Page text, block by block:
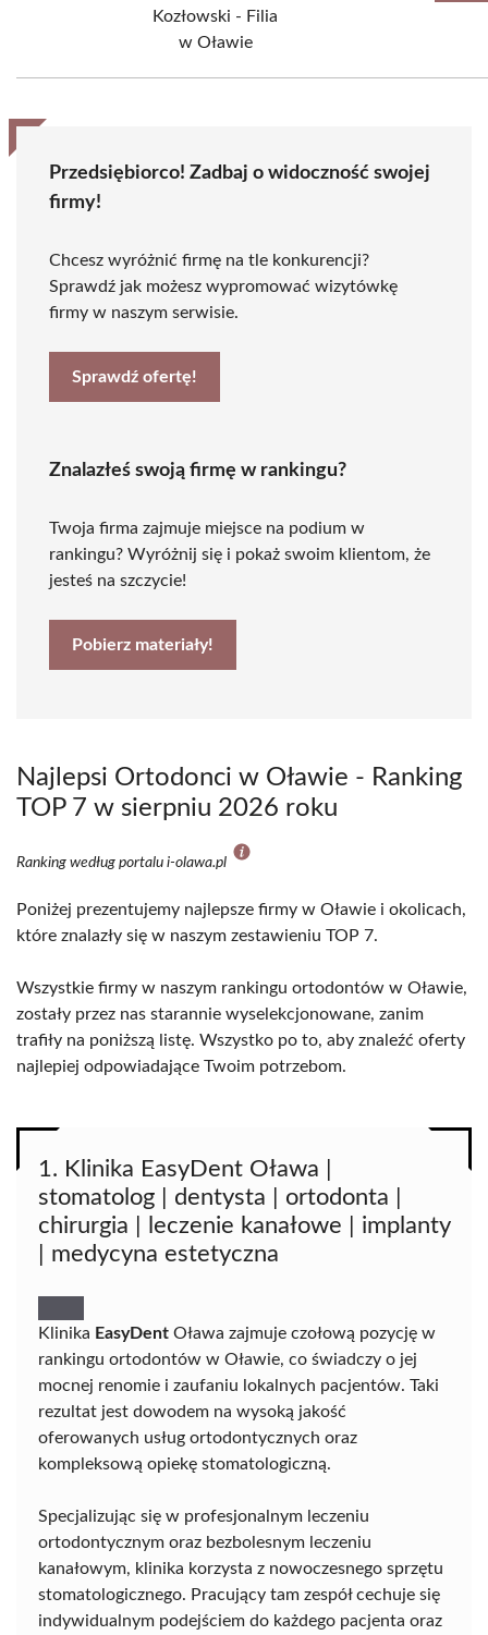
Kozłowski - Filia
w Oławie
Przedsiębiorco! Zadbaj o widoczność swojej
firmy!
Chcesz wyróżnić firmę na tle konkurencji?
Sprawdź jak możesz wypromować wizytówkę
firmy w naszym serwisie.
Sprawdź ofertę!
Znalazłeś swoją firmę w rankingu?
Twoja firma zajmuje miejsce na podium w
rankingu? Wyróżnij się i pokaż swoim klientom, że
jesteś na szczycie!
Pobierz materiały!
Najlepsi Ortodonci w Oławie - Ranking
TOP 7 w sierpniu 2026 roku
Ranking według portalu i-olawa.pl
Poniżej prezentujemy najlepsze firmy w Oławie i okolicach,
które znalazły się w naszym zestawieniu TOP 7.
Wszystkie firmy w naszym rankingu ortodontów w Oławie,
zostały przez nas starannie wyselekcjonowane, zanim
trafiły na poniższą listę. Wszystko po to, aby znaleźć oferty
najlepiej odpowiadające Twoim potrzebom.
1. Klinika EasyDent Oława |
stomatolog | dentysta | ortodonta |
chirurgia | leczenie kanałowe | implanty
| medycyna estetyczna
Klinika EasyDent Oława zajmuje czołową pozycję w
rankingu ortodontów w Oławie, co świadczy o jej
mocnej renomie i zaufaniu lokalnych pacjentów. Taki
rezultat jest dowodem na wysoką jakość
oferowanych usług ortodontycznych oraz
kompleksową opiekę stomatologiczną.
Specjalizując się w profesjonalnym leczeniu
ortodontycznym oraz bezbolesnym leczeniu
kanałowym, klinika korzysta z nowoczesnego sprzętu
stomatologicznego. Pracujący tam zespół cechuje się
indywidualnym podejściem do każdego pacjenta oraz